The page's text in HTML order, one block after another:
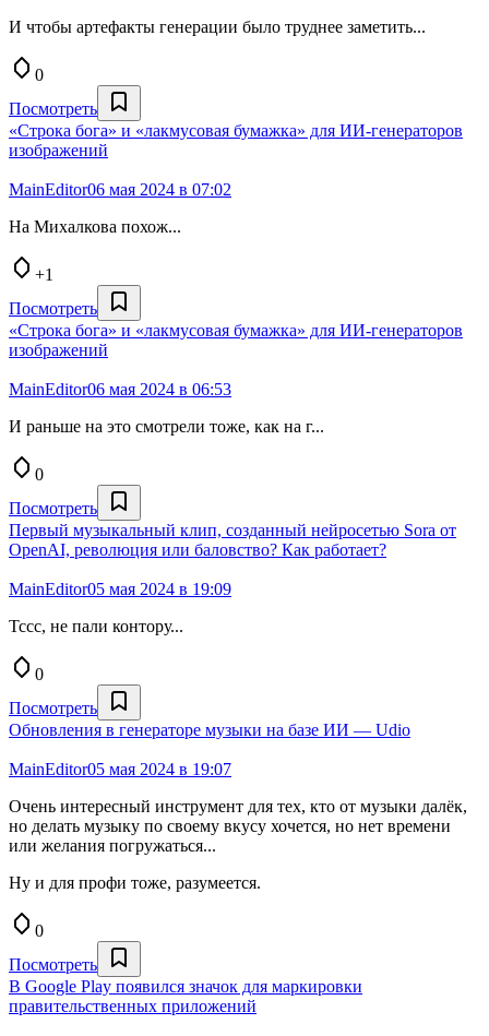
И чтобы артефакты генерации было труднее заметить...
0
Посмотреть
«Строка бога» и «лакмусовая бумажка» для ИИ-генераторов
изображений
MainEditor06 мая 2024 в 07:02
На Михалкова похож...
+1
Посмотреть
«Строка бога» и «лакмусовая бумажка» для ИИ-генераторов
изображений
MainEditor06 мая 2024 в 06:53
И раньше на это смотрели тоже, как на г...
0
Посмотреть
Первый музыкальный клип, созданный нейросетью Sora от
OpenAI, революция или баловство?⁠⁠ Как работает?
MainEditor05 мая 2024 в 19:09
Тссс, не пали контору...
0
Посмотреть
Обновления в генераторе музыки на базе ИИ — Udio
MainEditor05 мая 2024 в 19:07
Очень интересный инструмент для тех, кто от музыки далёк,
но делать музыку по своему вкусу хочется, но нет времени
или желания погружаться...
Ну и для профи тоже, разумеется.
0
Посмотреть
В Google Play появился значок для маркировки
правительственных приложений